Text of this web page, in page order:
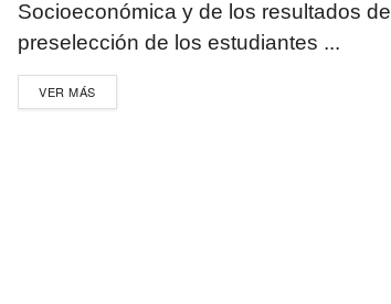
Socioeconómica y de los resultados de
preselección de los estudiantes ...
VER MÁS